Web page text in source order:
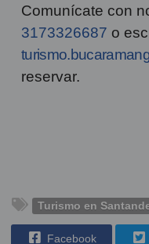
Comunícate con
3173326687 o
reservar.
Turismo en
Facebook